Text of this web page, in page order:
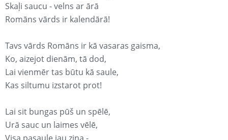
Skaļi saucu - velns ar ārā
Romāns vārds ir kalendārā!
Tavs vārds Romāns ir kā vasaras gaisma,
Ko, aizejot dienām, tā dod,
Lai vienmēr tas būtu kā saule,
Kas siltumu izstarot prot!
Lai sit bungas pūš un spēlē,
Urā sauc un laimes vēlē,